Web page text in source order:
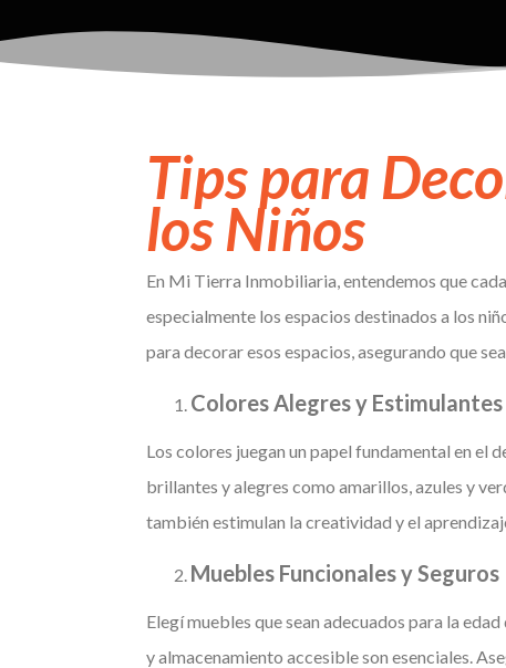
Tips para
los Niños
En Mi Tierra Inmobiliaria, entendemos que
especialmente los espacios destinados a los
para decorar esos espacios, asegurando que
Colores Alegres y Estimulantes
Los colores juegan un papel fundamental en el
brillantes y alegres como amarillos, azules y
también estimulan la creatividad y el
Muebles Funcionales y Seguros
Elegí muebles que sean adecuados para la
y almacenamiento accesible son esenciales.